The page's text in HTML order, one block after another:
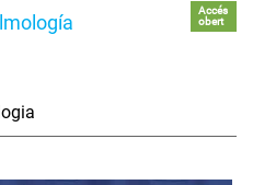
Accés
obert